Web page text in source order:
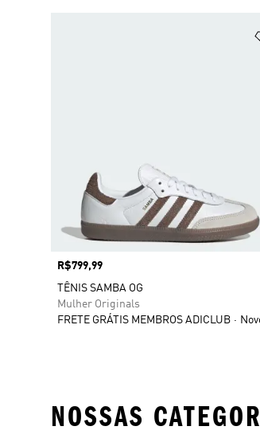
Preço
R$799,99
TÊNIS SAMBA OG
Mulher Originals
FRETE GRÁTIS MEMBROS ADICLUB
NOSSAS